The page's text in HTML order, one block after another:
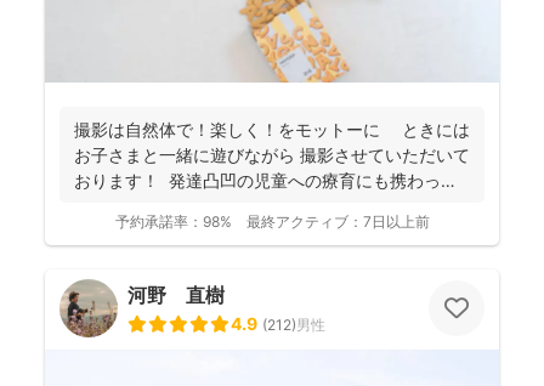
撮影は自然体で！楽しく！をモットーに ときには
お子さまと一緒に遊びながら 撮影させていただいて
おります！ 発達凸凹の児童への療育にも携わって
予約承諾率： 98% 最終アクティブ： 7日以上前
河野 直樹
4.9 (212)男性